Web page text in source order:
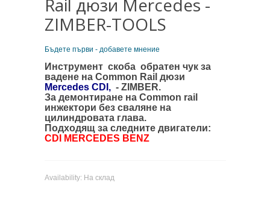
Rail дюзи Mercedes -
ZIMBER-TOOLS
Бъдете първи - добавете мнение
Инструмент скоба обратен чук за
вадене на Common Rail дюзи
Mercedes CDI,- ZIMBER.
За демонтиране на Common rail
инжектори без сваляне на
цилиндровата глава.
Подходящ за следните двигатели:
CDI MERCEDES BENZ
Availability: На склад